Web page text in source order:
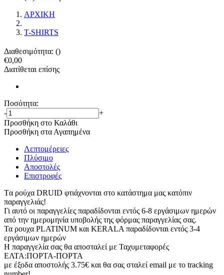
ΑΡΧΙΚΗ
T-SHIRTS
Διαθεσιμότητα: ()
€0,00
Διατίθεται επίσης
Ποσότητα:
-
+
Προσθήκη στο Καλάθι
Προσθήκη στα Αγαπημένα
Λεπτομέρειες
Πλύσιμο
Αποστολές
Επιστροφές
Tα ρούχα DRUID φτιάχνονται στο κατάστημα μας κατόπιν
παραγγελιάς!
Γι αυτό οι παραγγελίες παραδίδονται εντός 6-8 εργάσιμων ημερών
από την ημερομηνία υποβολής της φόρμας παραγγελίας σας.
Τα ρουχα PLATINUM και KERALA παραδίδονται εντός 3-4
εργάσιμων ημερών
Η παραγγελία σας θα αποσταλεί με Ταχυμεταφορές
ΕΛΤΑ:ΠΟΡΤΑ-ΠΟΡΤΑ
με έξοδα αποστολής 3.75€ και θα σας σταλεί email με το tracking